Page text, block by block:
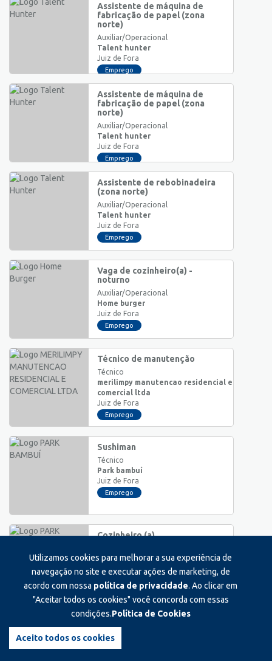
Assistente de máquina de
fabricação de papel (zona
norte)
Auxiliar/Operacional
Talent hunter
Juiz de Fora
Emprego
Assistente de máquina de
fabricação de papel (zona
norte)
Auxiliar/Operacional
Talent hunter
Juiz de Fora
Emprego
Assistente de rebobinadeira
(zona norte)
Auxiliar/Operacional
Talent hunter
Juiz de Fora
Emprego
Vaga de cozinheiro(a) -
noturno
Auxiliar/Operacional
Home burger
Juiz de Fora
Emprego
Técnico de manutenção
Técnico
merilimpy manutencao residencial e
comercial ltda
Juiz de Fora
Emprego
Sushiman
Técnico
Park bambuí
Juiz de Fora
Emprego
Cozinheiro (a)
Park bambuí
Juiz de Fora
Emprego
Auxiliar/Operacional
Utilizamos cookies para melhorar a sua experiência de
navegação no site e executar ações de marketing, de
acordo com nossa política de privacidade. Ao clicar em
"Aceitar todos os cookies" você concorda com essas
condições.Política de Cookies
Aceito todos os cookies